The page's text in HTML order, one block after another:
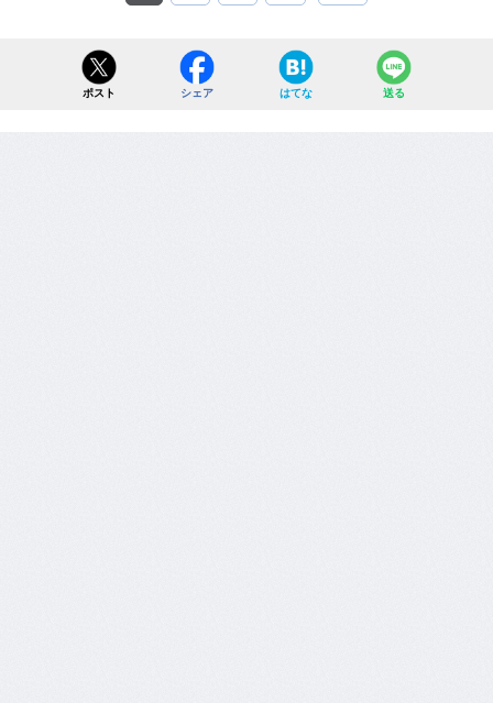
ポスト シェア はてな 送る